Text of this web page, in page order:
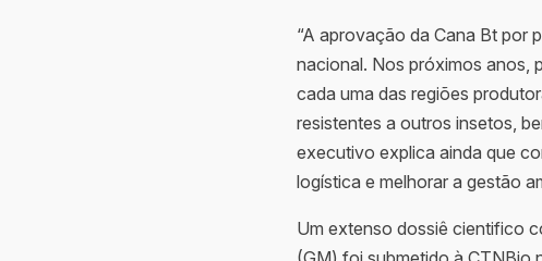
“A aprovação da Cana Bt por
nacional. Nos próximos anos,
cada uma das regiões
resistentes a outros insetos,
executivo explica ainda que
logística e melhorar a gestão
Um extenso dossiê cientifico